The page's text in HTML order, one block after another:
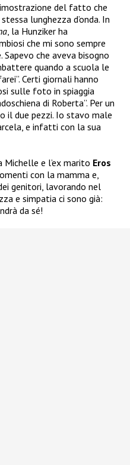
del fatto che
lunghezza d’onda. In
, la Hunziker ha
che mi sono sempre
che aveva bisogno
quando a scuola le
Certi giornali hanno
sulle foto in spiaggia
di Roberta”. Per un
il due pezzi. Io stavo male
e infatti con la sua
e l’ex marito Eros
con la mamma e,
genitori, lavorando nel
e simpatia ci sono già:
da sé!